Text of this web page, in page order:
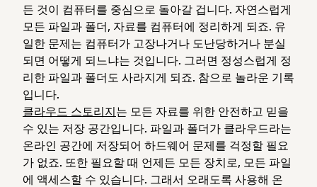
든 것이 컴퓨터를 중심으로 돌아갈 겁니다. 자연스럽게
모든 파일과 폴더, 자료를 컴퓨터에 정리하게 되죠. 유
일한 문제는 컴퓨터가 고장나거나 도난당하거나 분실
되면 어떻게 되느냐는 것입니다. 그러면 정성스럽게 정
리한 파일과 폴더도 사라지게 되죠. 참으로 놀라운 기록
입니다.
클라우드 스토리지는 모든 자료를 위한 안전하고 믿을
수 있는 저장 공간입니다. 파일과 폴더가 클라우드라는
온라인 공간에 저장되어 하드웨어 문제를 걱정할 필요
가 없죠. 또한 필요할 때 언제든 모든 장치로, 모든 파일
에 액세스할 수 있습니다. 그래서 오래도록 사용해 온